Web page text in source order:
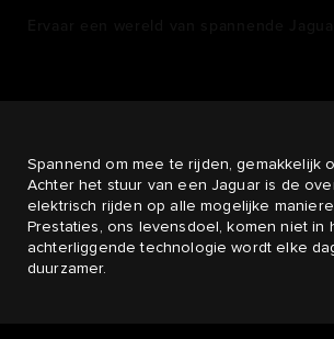
Spannend om mee te rijden, gemakkelijk
Achter het stuur van een Jaguar is de
elektrisch rijden op alle mogelijke
Prestaties, ons levensdoel, komen niet in
achterliggende technologie wordt elke
duurzamer.